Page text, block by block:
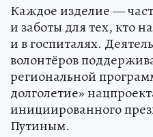
Каждое изделие —
и заботы для тех, кто
и в госпиталях.
волонтёров
региональной
долголетие»
инициированного
Путиным.